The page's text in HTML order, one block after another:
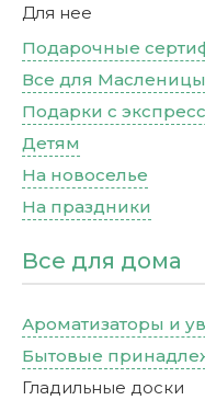
Для нее
Подарочные
Все для Масленицы
Подарки с
Детям
На новоселье
На праздники
Все для дома
Ароматизаторы и
Бытовые
Гладильные доски